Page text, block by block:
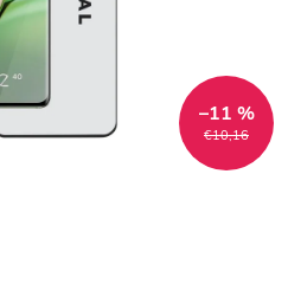
€10,16
–11 %